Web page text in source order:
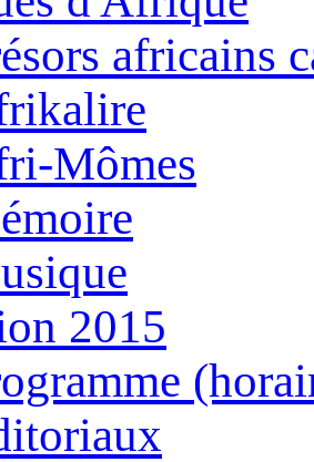
africains
Mômes
2015